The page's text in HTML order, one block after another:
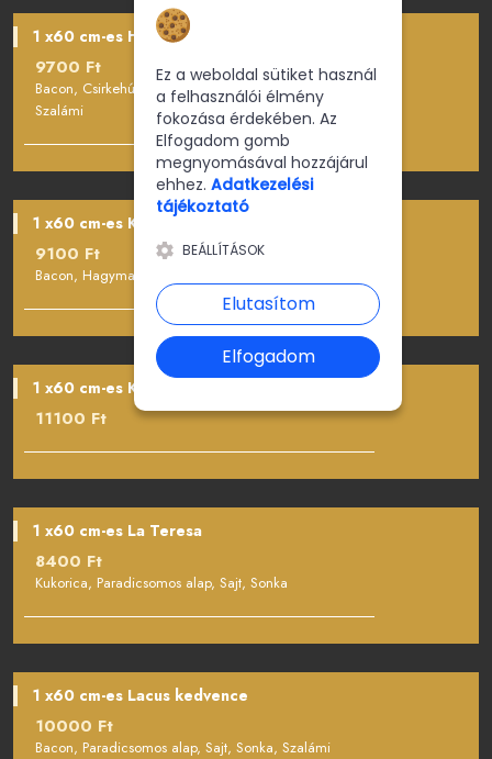
1 x60 cm-es Húsimádó
9700 Ft
Bacon, Csirkehús, Paradicsomos alap, Sajt, Sonka,
Szalámi
1 x60 cm-es Kátai
9100 Ft
Bacon, Hagyma, Paradicsomos alap, Sajt, Sonka
1 x60 cm-es Kívánság
11100 Ft
1 x60 cm-es La Teresa
8400 Ft
Kukorica, Paradicsomos alap, Sajt, Sonka
1 x60 cm-es Lacus kedvence
10000 Ft
Bacon, Paradicsomos alap, Sajt, Sonka, Szalámi
Ez a weboldal sütiket használ
a felhasználói élmény
fokozása érdekében. Az
Elfogadom gomb
megnyomásával hozzájárul
ehhez. Adatkezelési
tájékoztató
BEÁLLÍTÁSOK
Elutasítom
Elfogadom